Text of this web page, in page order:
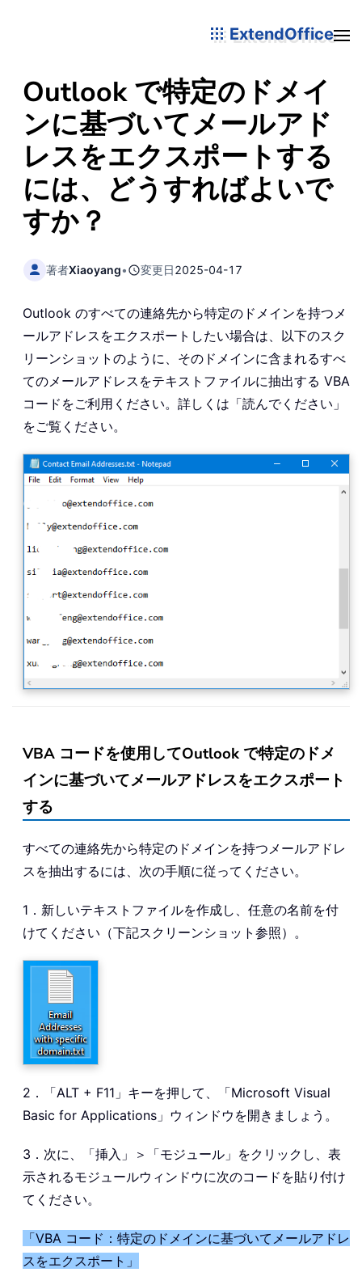
ExtendOffice
Outlook で特定のドメイ
ンに基づいてメールアド
レスをエクスポートする
には、どうすればよいで
すか？
著者Xiaoyang• 変更日2025-04-17
Outlook のすべての連絡先から特定のドメインを持つメ
ールアドレスをエクスポートしたい場合は、以下のスク
リーンショットのように、そのドメインに含まれるすべ
てのメールアドレスをテキストファイルに抽出する VBA
コードをご利用ください。詳しくは「読んでください」
をご覧ください。
VBA コードを使用してOutlook で特定のドメ
インに基づいてメールアドレスをエクスポート
する
すべての連絡先から特定のドメインを持つメールアドレ
スを抽出するには、次の手順に従ってください。
1．新しいテキストファイルを作成し、任意の名前を付
けてください（下記スクリーンショット参照）。
2．「ALT + F11」キーを押して、「Microsoft Visual
Basic for Applications」ウィンドウを開きましょう。
3．次に、「挿入」＞「モジュール」をクリックし、表
示されるモジュールウィンドウに次のコードを貼り付け
てください。
「VBA コード：特定のドメインに基づいてメールアドレ
スをエクスポート」